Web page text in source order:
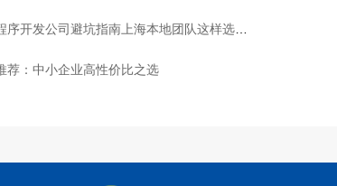
开发公司避坑指南上海本地团队这样选放
荐：中小企业高性价比之选